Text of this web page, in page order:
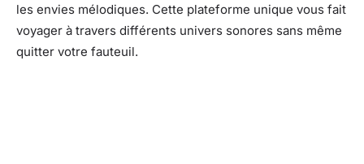
les envies mélodiques. Cette plateforme unique vous fait
voyager à travers différents univers sonores sans même
quitter votre fauteuil.